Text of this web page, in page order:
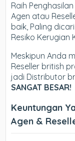
Raih
Agen atau
baik, Paling
Resiko Kerugian
Meskipun Anda
Reseller british
jadi Distributor
SANGAT BESAR!
Keuntungan
Agen &